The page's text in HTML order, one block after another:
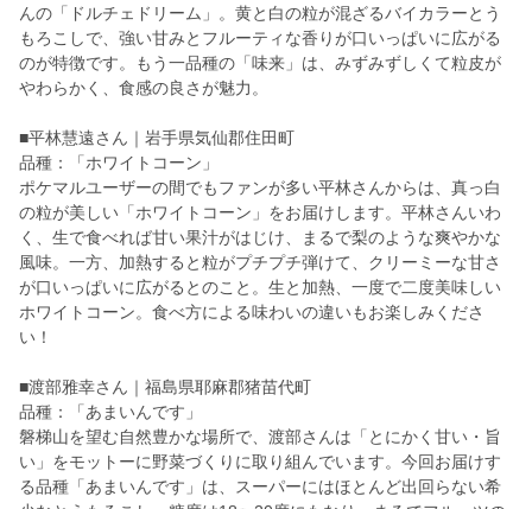
んの「ドルチェドリーム」。黄と白の粒が混ざるバイカラーとう
もろこしで、強い甘みとフルーティな香りが口いっぱいに広がる
のが特徴です。もう一品種の「味来」は、みずみずしくて粒皮が
やわらかく、食感の良さが魅力。
■平林慧遠さん｜岩手県気仙郡住田町
品種：「ホワイトコーン」
ポケマルユーザーの間でもファンが多い平林さんからは、真っ白
の粒が美しい「ホワイトコーン」をお届けします。平林さんいわ
く、生で食べれば甘い果汁がはじけ、まるで梨のような爽やかな
風味。一方、加熱すると粒がプチプチ弾けて、クリーミーな甘さ
が口いっぱいに広がるとのこと。生と加熱、一度で二度美味しい
ホワイトコーン。食べ方による味わいの違いもお楽しみくださ
い！
■渡部雅幸さん｜福島県耶麻郡猪苗代町
品種：「あまいんです」
磐梯山を望む自然豊かな場所で、渡部さんは「とにかく甘い・旨
い」をモットーに野菜づくりに取り組んでいます。今回お届けす
る品種「あまいんです」は、スーパーにはほとんど出回らない希